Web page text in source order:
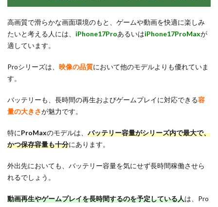
高画質で滑らかな画面環境のもと、ゲームや動画を快適に楽しみ
たいと考える人には、 iPhone17ProあるいはiPhone17ProMaxが
適しています。
Proシリーズは、 映像の品質において他のモデルよりも優れていま
す。
バッテリーも、長時間の再生およびゲームプレイに対応できる容
量の大きさが魅力です。
特にProMaxのモデルは、 バッテリー容量がシリーズ内で最大で、
かつ保存容量も十分にあります。
外出先においても、バッテリー容量を気にせず長時間稼働させら
れるでしょう。
動画再生やゲームプレイを長時間するのを予定している人は、Pro